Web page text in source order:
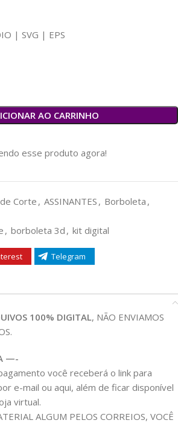
| SVG | EPS
AO CARRINHO
esse produto agora!
Corte , ASSINANTES , Borboleta ,
, borboleta 3d , kit digital
Telegram
100% DIGITAL, NÃO ENVIAMOS
—-
você receberá o link para
e-mail ou aqui, além de ficar disponível
virtual.
ALGUM PELOS CORREIOS, VOCÊ